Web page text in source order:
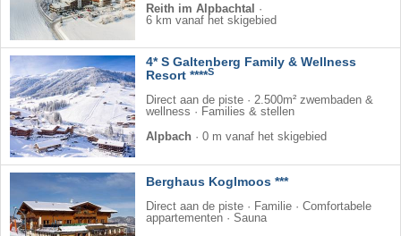
Reith im Alpbachtal ·
6 km vanaf het skigebied
4* S Galtenberg Family & Wellness
Resort ****S
Direct aan de piste · 2.500m² zwembaden &
wellness · Families & stellen
Alpbach · 0 m vanaf het skigebied
Berghaus Koglmoos ***
Direct aan de piste · Familie · Comfortabele
appartementen · Sauna